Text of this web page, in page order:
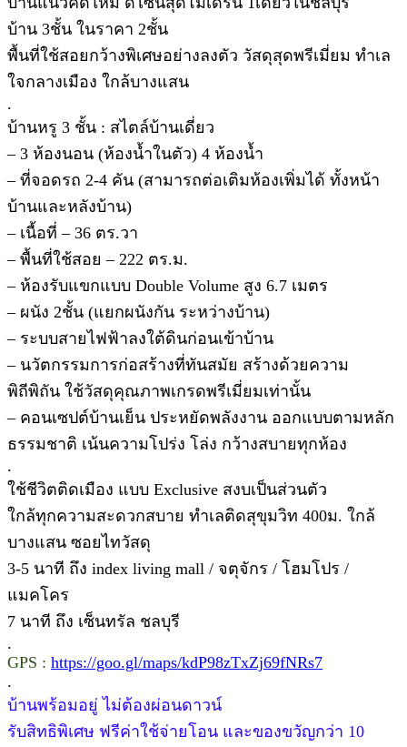
บ้าน 3ชั้น ในราคา 2ชั้น
พื้นที่ใช้สอยกว้างพิเศษอย่างลงตัว วัสดุสุดพรีเมี่ยม ทำเล
ใจกลางเมือง ใกล้บางแสน
.
บ้านหรู 3 ชั้น : สไตล์บ้านเดี่ยว
– 3 ห้องนอน (ห้องน้ำในตัว) 4 ห้องน้ำ
– ที่จอดรถ 2-4 คัน (สามารถต่อเติมห้องเพิ่มได้ ทั้งหน้า
บ้านและหลังบ้าน)
– เนื้อที่ – 36 ตร.วา
– พื้นที่ใช้สอย – 222 ตร.ม.
– ห้องรับแขกแบบ Double Volume สูง 6.7 เมตร
– ผนัง 2ชั้น (แยกผนังกัน ระหว่างบ้าน)
– ระบบสายไฟฟ้าลงใต้ดินก่อนเข้าบ้าน
– นวัตกรรมการก่อสร้างที่ทันสมัย สร้างด้วยความ
พิถีพิถัน ใช้วัสดุคุณภาพเกรดพรีเมี่ยมเท่านั้น
– คอนเซปต์บ้านเย็น ประหยัดพลังงาน ออกแบบตามหลัก
ธรรมชาติ เน้นความโปร่ง โล่ง กว้างสบายทุกห้อง
.
ใช้ชีวิตติดเมือง แบบ Exclusive สงบเป็นส่วนตัว
ใกล้ทุกความสะดวกสบาย ทำเลติดสุขุมวิท 400ม. ใกล้
บางแสน ซอยไทวัสดุ
3-5 นาที ถึง index living mall / จตุจักร / โฮมโปร /
แมคโคร
7 นาที ถึง เซ็นทรัล ชลบุรี
.
GPS : https://goo.gl/maps/kdP98zTxZj69fNRs7
.
บ้านพร้อมอยู่ ไม่ต้องผ่อนดาวน์
รับสิทธิพิเศษ ฟรีค่าใช้จ่ายโอน และของขวัญกว่า 10